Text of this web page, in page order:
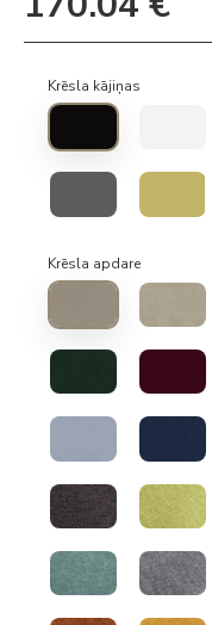
Krēsla kājiņas
Krēsla apdare